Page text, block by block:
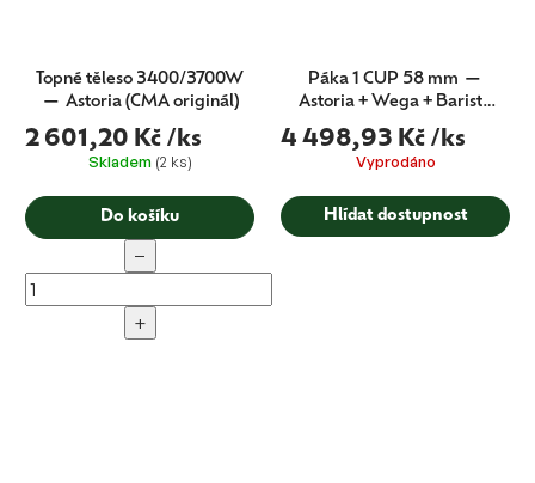
Topné těleso 3400/3700W
— Astoria (CMA originál)
2 601,20 Kč /ks
Skladem (2 ks)
Do košíku
−
+
Páka 1 CUP 58 mm —
Astoria + Wega + Barista
Attitude (CMA originál)
4 498,93 Kč /ks
Vyprodáno
Hlídat dostupnost